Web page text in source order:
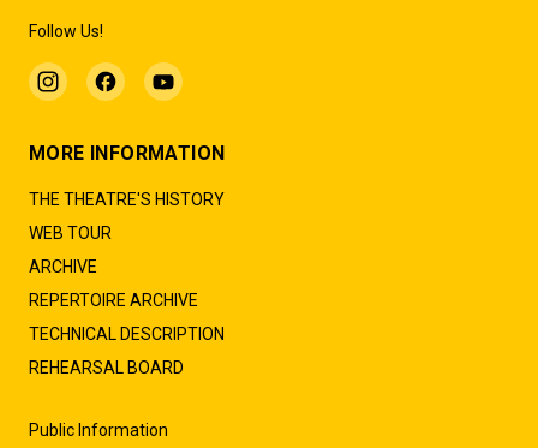
Follow Us!
MORE INFORMATION
THE THEATRE'S HISTORY
WEB TOUR
ARCHIVE
REPERTOIRE ARCHIVE
TECHNICAL DESCRIPTION
REHEARSAL BOARD
Public Information